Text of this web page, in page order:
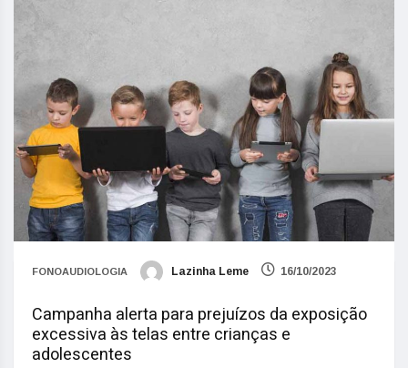
FONOAUDIOLOGIA Lazinha Leme 16/10/2023
Campanha alerta para prejuízos da exposição
excessiva às telas entre crianças e
adolescentes